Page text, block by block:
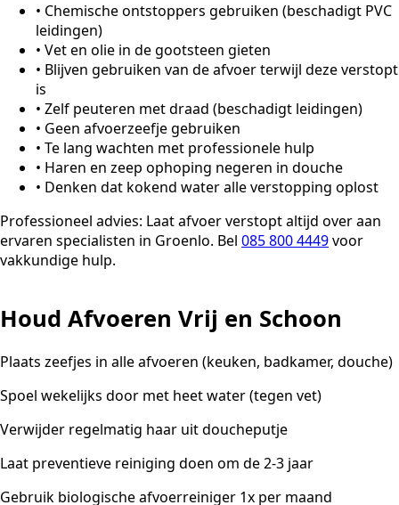
• Chemische ontstoppers gebruiken (beschadigt PVC
leidingen)
• Vet en olie in de gootsteen gieten
• Blijven gebruiken van de afvoer terwijl deze verstopt
is
• Zelf peuteren met draad (beschadigt leidingen)
• Geen afvoerzeefje gebruiken
• Te lang wachten met professionele hulp
• Haren en zeep ophoping negeren in douche
• Denken dat kokend water alle verstopping oplost
Professioneel advies: Laat afvoer verstopt altijd over aan
ervaren specialisten in Groenlo. Bel 085 800 4449voor
vakkundige hulp.
Houd Afvoeren Vrij en Schoon
Plaats zeefjes in alle afvoeren (keuken, badkamer, douche)
Spoel wekelijks door met heet water (tegen vet)
Verwijder regelmatig haar uit doucheputje
Laat preventieve reiniging doen om de 2-3 jaar
Gebruik biologische afvoerreiniger 1x per maand